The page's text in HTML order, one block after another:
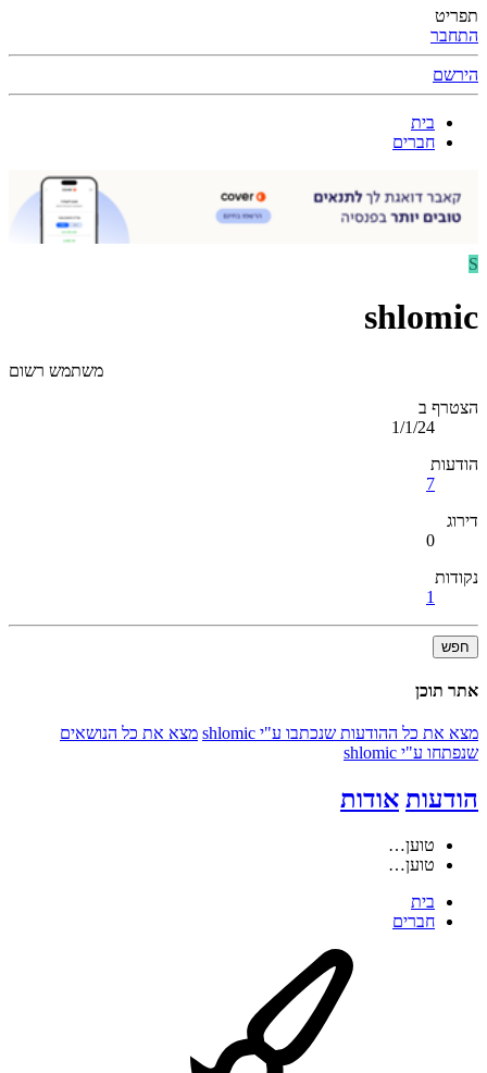
תפריט
התחבר
הירשם
בית
חברים
S
shlomic
משתמש רשום
הצטרף ב
1/1/24
הודעות
7
דירוג
0
נקודות
1
חפש
אתר תוכן
מצא את כל ההודעות שנכתבו ע"י shlomic
מצא את כל הנושאים
שנפתחו ע"י shlomic
הודעות אודות
טוען…
טוען…
בית
חברים